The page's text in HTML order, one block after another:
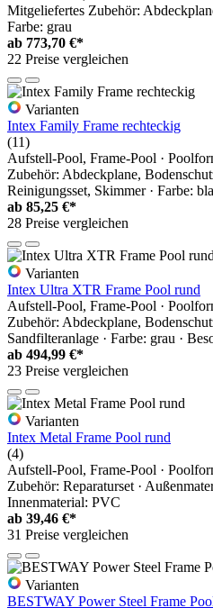
Mitgeliefertes Zubehör:
Farbe: grau
ab 773,70 €*
22 Preise vergleichen
Varianten
Intex Family Frame rechteckig
(11)
Aufstell-Pool, Frame-Pool ·
Zubehör: Abdeckplane,
Reinigungsset, Skimmer · Farbe:
ab 85,25 €*
28 Preise vergleichen
Varianten
Intex Ultra XTR Frame Pool rund
Aufstell-Pool, Frame-Pool ·
Zubehör: Abdeckplane,
Sandfilteranlage · Farbe: grau ·
ab 494,99 €*
23 Preise vergleichen
Varianten
Intex Metal Frame Pool rund
(4)
Aufstell-Pool, Frame-Pool ·
Zubehör: Reparaturset ·
Innenmaterial: PVC
ab 39,46 €*
31 Preise vergleichen
Varianten
BESTWAY Power Steel Frame